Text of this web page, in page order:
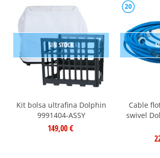
SIN STOCK
Kit bolsa ultrafina Dolphin
9991404-ASSY
149,00 €
20
Cable
swivel